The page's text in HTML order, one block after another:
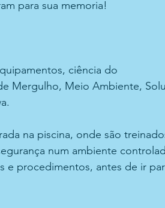
para sua memoria!
ciência do
Mergulho, Meio Ambiente,
na piscina, onde são
num ambiente
e procedimentos, antes de ir